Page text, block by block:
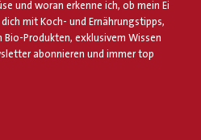
und woran erkenne ich, ob mein Ei
mit Koch- und Ernährungstipps,
Bio-Produkten, exklusivem Wissen
abonnieren und immer top